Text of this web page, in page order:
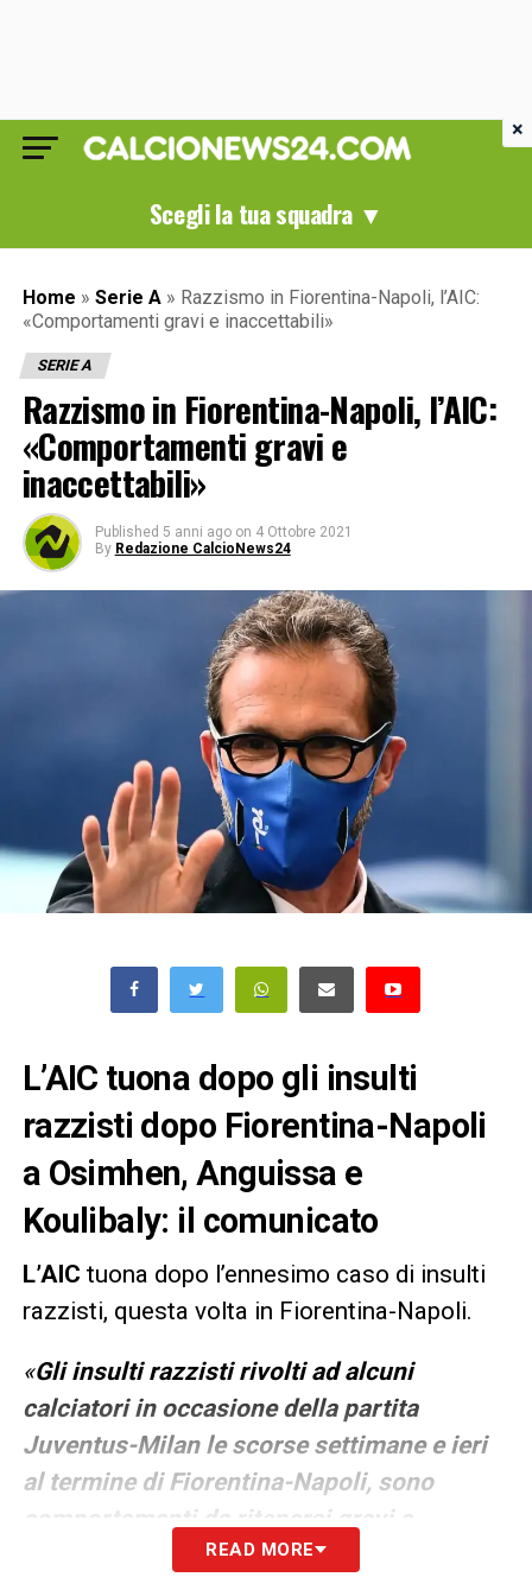
Scegli la tua squadra ▼
Home » Serie A » Razzismo in Fiorentina-Napoli, l’AIC:
«Comportamenti gravi e inaccettabili»
SERIE A
Razzismo in Fiorentina-Napoli, l’AIC:
«Comportamenti gravi e
inaccettabili»
Published 5 anni ago on 4 Ottobre 2021
By Redazione CalcioNews24
L’AIC tuona dopo gli insulti
razzisti dopo Fiorentina-Napoli
a Osimhen, Anguissa e
Koulibaly: il comunicato
L’AIC tuona dopo l’ennesimo caso di insulti
razzisti, questa volta in Fiorentina-Napoli.
«Gli insulti razzisti rivolti ad alcuni
calciatori in occasione della partita
Juventus-Milan le scorse settimane e ieri
al termine di Fiorentina-Napoli, sono
comportamenti da ritenersi gravi e
. Questi soggetti non sono
READ MORE
×